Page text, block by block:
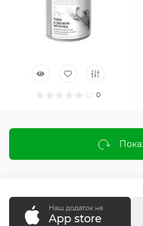
0
Наш додаток на
App store